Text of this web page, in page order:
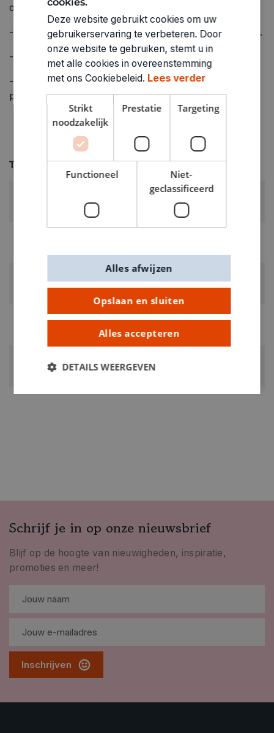
onder op de textiel.
- Leg er een stuk bakpapier of katoenen stof bovenop.
- Strijk de flockfolie in +/- 30 seconden vast.
- Laat afkoelen en verwijder nadien voorzichtig het
plastiek laagje."
Technische specificaties
Strijkfolie
GEWICHT
0251522
Schrijf je in op onze nieuwsbrief
Blijf op de hoogte van nieuwigheden, inspiratie,
promoties en meer!
Inschrijven
Deze website gebruikt cookies om uw
gebruikerservaring te verbeteren. Door
onze website te gebruiken, stemt u in
met alle cookies in overeenstemming
met ons Cookiebeleid. Lees verder
Strikt
noodzakelijk
Prestatie Targeting
Functioneel
Niet-
geclassificeerd
Opslaan en sluiten
Alles accepteren
Alles afwijzen
DETAILS WEERGEVEN